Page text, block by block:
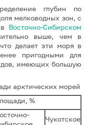
глубин по
мелководных зон, с
Восточно-Сибирском
выше, чем в
делает эти моря в
пригодными для
имеющих большую
арктических морей
%
Чукотское